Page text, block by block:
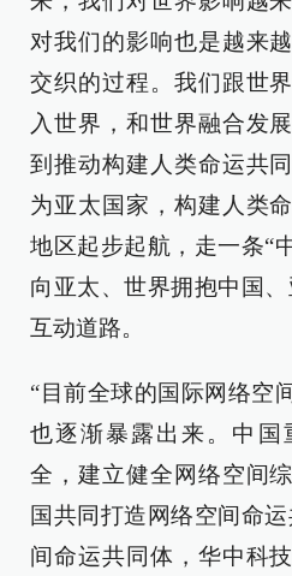
对我们的影响也是越来
交织的过程。我们跟世
入世界，和世界融合发
到推动构建人类命运共
为亚太国家，构建人类
地区起步起航，走一条“
向亚太、世界拥抱中国
互动道路。
“目前全球的国际网络空
也逐渐暴露出来。中国
全，建立健全网络空间
国共同打造网络空间命
间命运共同体，华中科